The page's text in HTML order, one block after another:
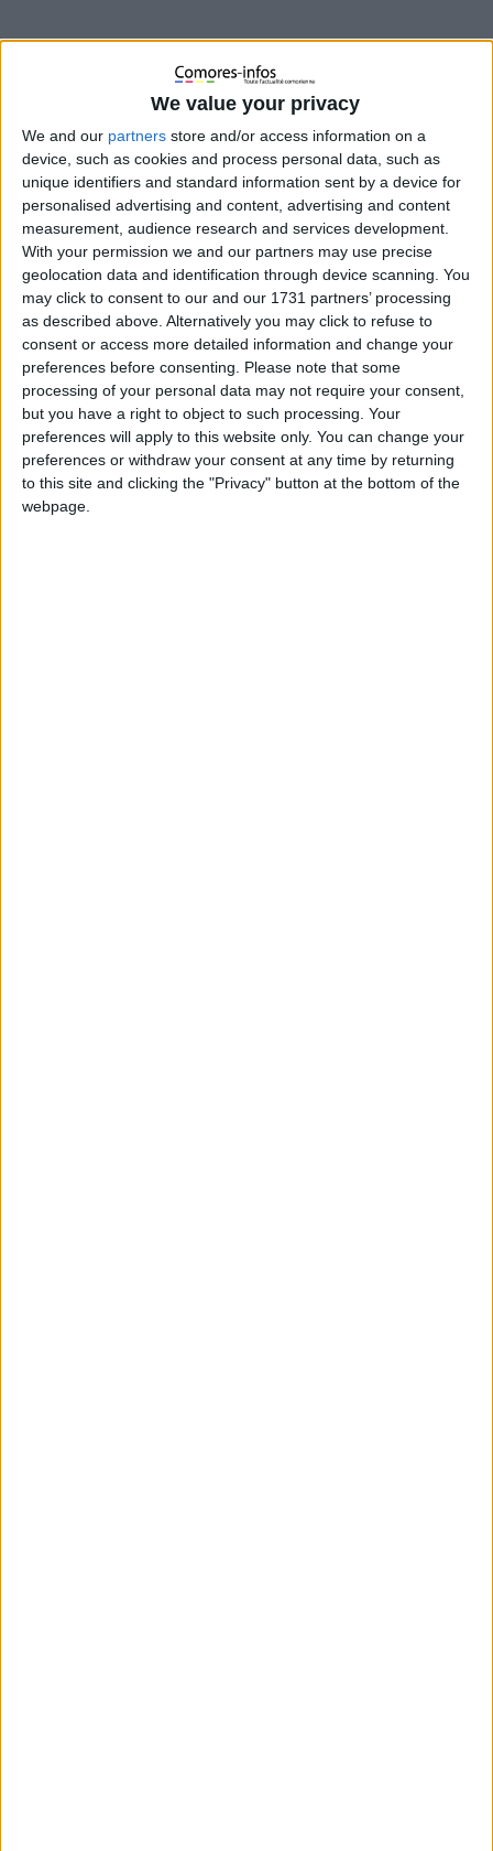
We value your privacy
We and our partners store and/or access information on a
device, such as cookies and process personal data, such as
unique identifiers and standard information sent by a device for
personalised advertising and content, advertising and content
measurement, audience research and services development.
With your permission we and our partners may use precise
geolocation data and identification through device scanning. You
may click to consent to our and our 1731 partners’ processing
as described above. Alternatively you may click to refuse to
consent or access more detailed information and change your
preferences before consenting.
Please note that some
processing of your personal data may not require your consent,
but you have a right to object to such processing. Your
preferences will apply to this website only. You can change your
preferences or withdraw your consent at any time by returning
to this site and clicking the "Privacy" button at the bottom of the
webpage.
Un jeune mahorais rêve d’être président en France. Il sera
candidat sur l’île Comorienne de Mayotte. L’ île est sous
administration française depuis 1974. Ce Comorien de l’île de
Mayotte se présente aux législatives pour réaliser son rêve.